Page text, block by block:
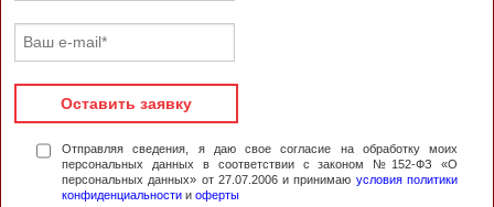
Оставить заявку
Отправляя сведения, я даю свое согласие на обработку моих
персональных данных в соответствии с законом №152-ФЗ «О
персональных данных» от 27.07.2006 и принимаю условия политики
конфиденциальности и оферты